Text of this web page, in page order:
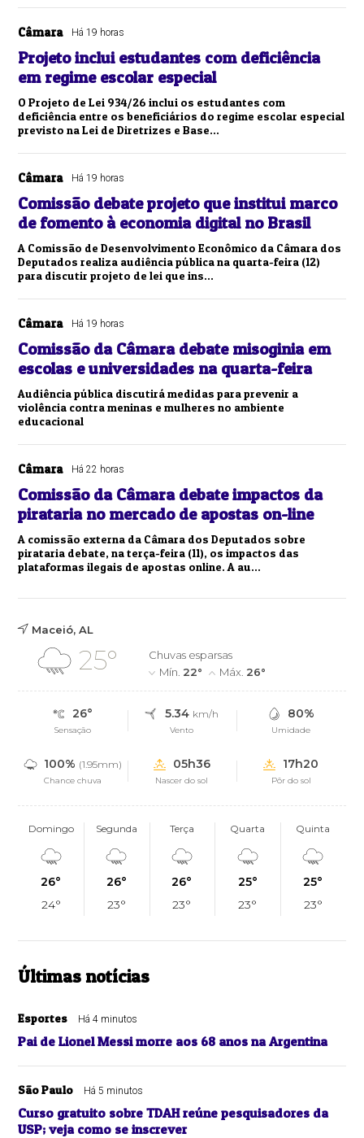
Câmara Há 19 horas
Projeto inclui estudantes com deficiência
em regime escolar especial
O Projeto de Lei 934/26 inclui os estudantes com
deficiência entre os beneficiários do regime escolar especial
previsto na Lei de Diretrizes e Base...
Câmara Há 19 horas
Comissão debate projeto que institui marco
de fomento à economia digital no Brasil
A Comissão de Desenvolvimento Econômico da Câmara dos
Deputados realiza audiência pública na quarta-feira (12)
para discutir projeto de lei que ins...
Câmara Há 19 horas
Comissão da Câmara debate misoginia em
escolas e universidades na quarta-feira
Audiência pública discutirá medidas para prevenir a
violência contra meninas e mulheres no ambiente
educacional
Câmara Há 22 horas
Comissão da Câmara debate impactos da
pirataria no mercado de apostas on-line
A comissão externa da Câmara dos Deputados sobre
pirataria debate, na terça-feira (11), os impactos das
plataformas ilegais de apostas online. A au...
Maceió, AL
25°
Chuvas esparsas
Mín. 22° Máx. 26°
26°
Sensação
5.34 km/h
Vento
80%
Umidade
100% (1.95mm)
Chance chuva
05h36
Nascer do sol
17h20
Pôr do sol
Domingo
26°
24°
Segunda
26°
23°
Terça
26°
23°
Quarta
25°
23°
Quinta
25°
23°
Últimas notícias
Esportes Há 4 minutos
Pai de Lionel Messi morre aos 68 anos na Argentina
São Paulo Há 5 minutos
Curso gratuito sobre TDAH reúne pesquisadores da
USP; veja como se inscrever